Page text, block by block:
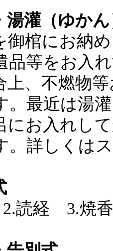
湯灌（ゆか
棺にお納
品等をお入
上、不燃物
。最近は湯
にお入れし
。詳しくは
読経 3.焼